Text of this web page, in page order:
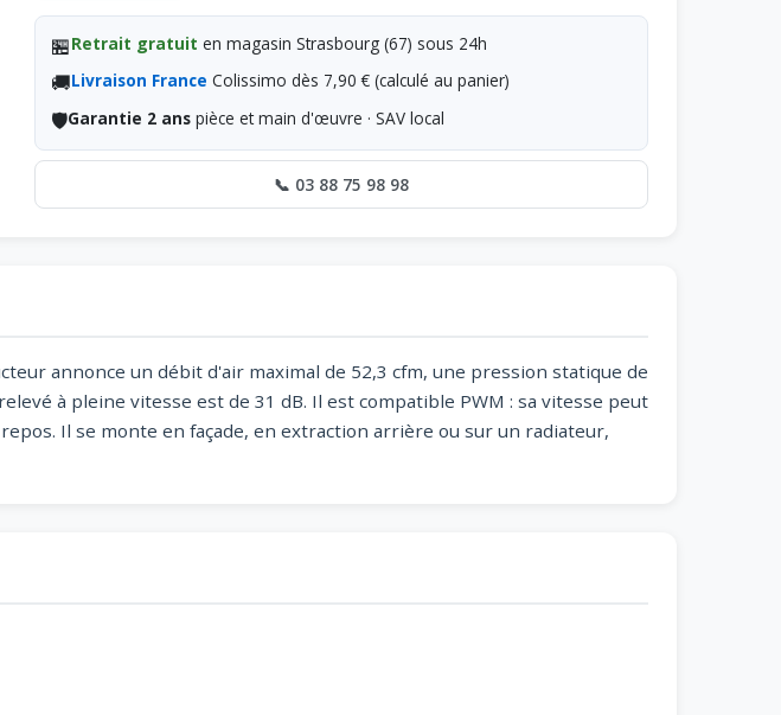
🏪Retrait gratuit en magasin Strasbourg (67) sous 24h
🚚Livraison France Colissimo dès 7,90 € (calculé au panier)
🛡️Garantie 2 ans pièce et main d'œuvre · SAV local
📞 03 88 75 98 98
annonce un débit d'air maximal de 52,3 cfm, une pression statique de
à pleine vitesse est de 31 dB. Il est compatible PWM : sa vitesse peut
Il se monte en façade, en extraction arrière ou sur un radiateur,